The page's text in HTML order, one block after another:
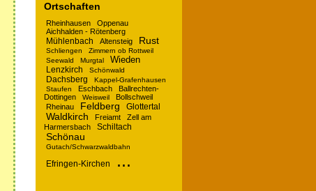
Ortschaften
Rheinhausen
Oppenau
Aichhalden - Rötenberg
Mühlenbach Altensteig Rust
Schliengen
Zimmern ob Rottweil
Seewald
Murgtal Wieden
Lenzkirch Schönwald
Dachsberg
Kappel-Grafenhausen
Staufen
Eschbach
Ballrechten-
Dottingen
Weisweil
Bollschweil
Rheinau
Feldberg Glottertal
Waldkirch Freiamt
Zell am
Harmersbach
Schiltach
Schönau
Gutach/Schwarzwaldbahn
Efringen-Kirchen ...